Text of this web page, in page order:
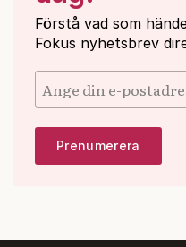
Förstå vad som
Fokus nyhetsbrev